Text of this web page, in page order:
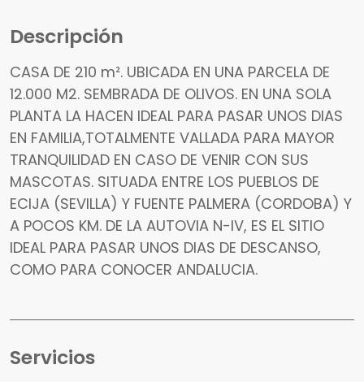
Descripción
CASA DE 210 m². UBICADA EN UNA PARCELA DE
12.000 M2. SEMBRADA DE OLIVOS. EN UNA SOLA
PLANTA LA HACEN IDEAL PARA PASAR UNOS DIAS
EN FAMILIA,TOTALMENTE VALLADA PARA MAYOR
TRANQUILIDAD EN CASO DE VENIR CON SUS
MASCOTAS. SITUADA ENTRE LOS PUEBLOS DE
ECIJA (SEVILLA) Y FUENTE PALMERA (CORDOBA) Y
A POCOS KM. DE LA AUTOVIA N-IV, ES EL SITIO
IDEAL PARA PASAR UNOS DIAS DE DESCANSO,
COMO PARA CONOCER ANDALUCIA.
Servicios